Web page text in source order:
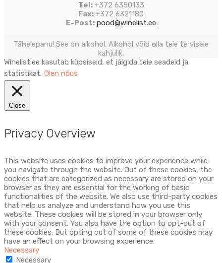
Tel:+372 6350133
Fax: +372 6321180
E-Post: pood@winelist.ee
Tähelepanu! See on alkohol. Alkohol võib olla teie tervisele
kahjulik.
Winelist.ee kasutab küpsiseid, et jälgida teie seadeid ja
statistikat. Olen nõus
Close
Privacy Overview
This website uses cookies to improve your experience while
you navigate through the website. Out of these cookies, the
cookies that are categorized as necessary are stored on your
browser as they are essential for the working of basic
functionalities of the website. We also use third-party cookies
that help us analyze and understand how you use this
website. These cookies will be stored in your browser only
with your consent. You also have the option to opt-out of
these cookies. But opting out of some of these cookies may
have an effect on your browsing experience.
Necessary
Necessary